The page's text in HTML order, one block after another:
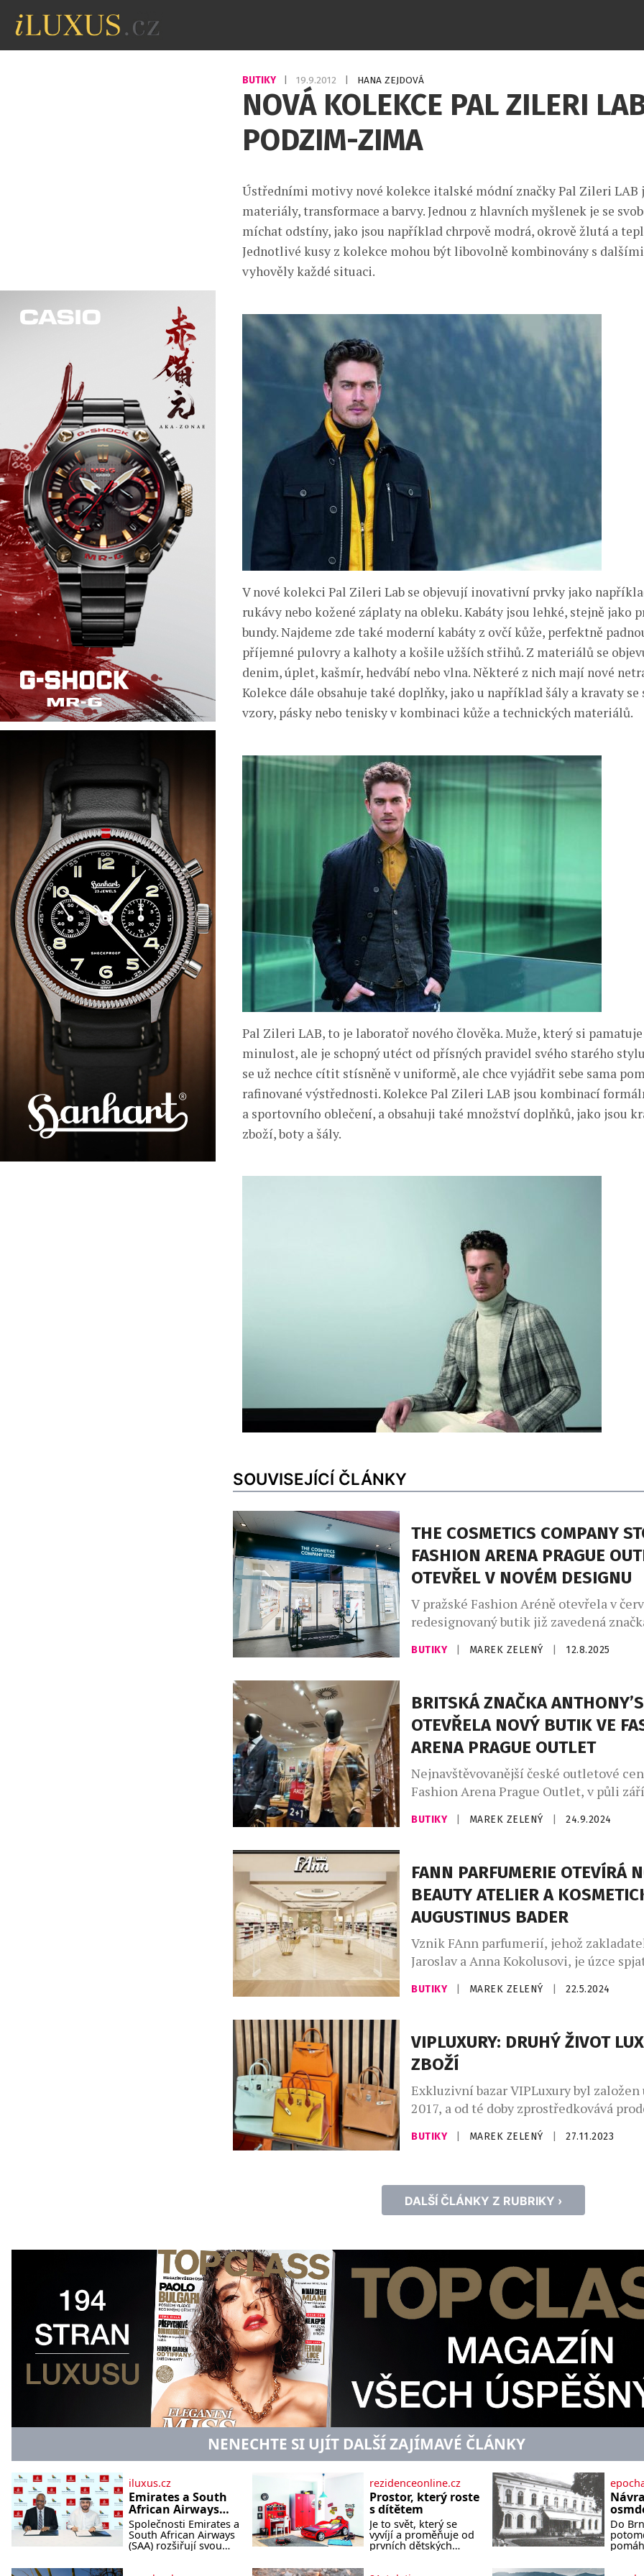
BUTIKY 19.9.2012 HANA ZEJDOVÁ
NOVÁ KOLEKCE PAL ZILERI
PODZIM-ZIMA
Ústředními motivy nové kolekce italské módní značky Pal Zileri LAB
materiály, transformace a barvy. Jednou z hlavních myšlenek je se
míchat odstíny, jako jsou například chrpově modrá, okrově žlutá a
Jednotlivé kusy z kolekce mohou být libovolně kombinovány s dalšími
vyhověly každé situaci.
V nové kolekci Pal Zileri Lab se objevují inovativní prvky jako
rukávy nebo kožené záplaty na obleku. Kabáty jsou lehké, stejně jako
bundy. Najdeme zde také moderní kabáty z ovčí kůže, perfektně
příjemné pulovry a kalhoty a košile užších střihů. Z materiálů se
denim, úplet, kašmír, hedvábí nebo vlna. Některé z nich mají nové
Kolekce dále obsahuje také doplňky, jako u například šály a kravaty se
vzory, pásky nebo tenisky v kombinaci kůže a technických materiálů.
Pal Zileri LAB, to je laboratoř nového člověka. Muže, který si pamatuje
minulost, ale je schopný utéct od přísných pravidel svého starého
se už nechce cítit stísněně v uniformě, ale chce vyjádřit sebe sama
rafinované výstřednosti. Kolekce Pal Zileri LAB jsou kombinací
a sportovního oblečení, a obsahuji také množství doplňků, jako jsou
zboží, boty a šály.
SOUVISEJÍCÍ ČLÁNKY
THE COSMETICS COMPANY
FASHION ARENA PRAGUE
OTEVŘEL V NOVÉM DESIGNU
V pražské Fashion Aréně otevřela v
redesignovaný butik již zavedená
Cosmetics Company Store, která nabízí
luxusní kosmetiky. Tento obchod o
rozložení interiéru, ve kterém dostávají
prezentační prostor produkty značek
Lauder, Clinique, MAC, Tom Ford
BUTIKY MAREK ZELENÝ 12.8.2025
BRITSKÁ ZNAČKA ANTHONY’S
OTEVŘELA NOVÝ BUTIK VE
ARENA PRAGUE OUTLET
Nejnavštěvovanější české outletové
Fashion Arena Prague Outlet, v půli září
nový butik oblíbené módní značky
Designový obchod o výměře 98 m²
Značka Anthony’s tak rozšíří sortiment
módy, kterou zákazníci naleznou
jako GANT, Armani či Polo Ralph
butiku […]
BUTIKY MAREK ZELENÝ 24.9.2024
FANN PARFUMERIE OTEVÍRÁ
BEAUTY ATELIER A
AUGUSTINUS BADER
Vznik FAnn parfumerií, jehož
Jaroslav a Anna Kokolusovi, je úzce
porevolučním Československem. V roce
otevřeny první tři FAnn parfumerie, dvě
společnosti je od samého počátku až do
Brně, na půl cesty mezi Prahou a
rozpadu federace však […]
BUTIKY MAREK ZELENÝ 22.5.2024
VIPLUXURY: DRUHÝ ŽIVOT
ZBOŽÍ
Exkluzivní bazar VIPLuxury byl založen
2017, a od té doby zprostředkovává
luxusního zboží světových značek.
z jednoho obchodu stalo hned několik,
@vipluxuryworldbazar. „V dnešní době
funkční aplikaci je možné najít ke
BUTIKY MAREK ZELENÝ 27.11.2023
DALŠÍ ČLÁNKY Z RUBRIKY ›
NENECHTE SI UJÍT DALŠÍ ZAJÍMAVÉ ČLÁNKY
iluxus.cz
Emirates a South
African Airways
rozšiřují
partnerství.
Cestujícím nově
Společnosti Emirates a
South African Airways
(SAA) rozšiřují svou
rezidenceonline.cz
Prostor, který roste
s dítětem
Je to svět, který se
vyvíjí a proměňuje od
prvních dětských
Do